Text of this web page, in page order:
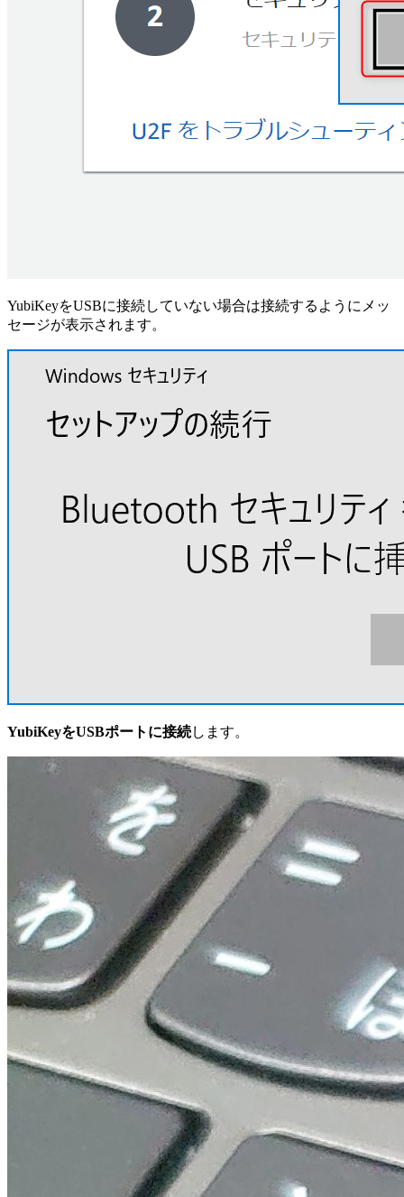
YubiKeyをUSBに接続していない場合は接続するようにメッ
セージが表示されます。
YubiKeyをUSBポートに接続します。